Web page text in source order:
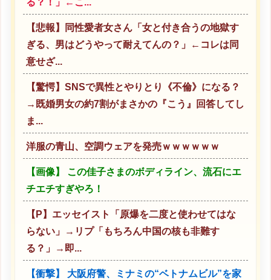
る？！」←こ...
【悲報】同性愛者女さん「女と付き合うの地獄す
ぎる、男はどうやって耐えてんの？」←コレは同
意せざ...
【驚愕】SNSで異性とやりとり《不倫》になる？
→既婚男女の約7割がまさかの『こう』回答してし
ま...
洋服の青山、空調ウェアを発売ｗｗｗｗｗｗ
【画像】 この佳子さまのボディライン、流石にエ
チエチすぎやろ！
【P】エッセイスト「原爆を二度と使わせてはな
らない」→リプ「もちろん中国の核も非難す
る？」→即...
【衝撃】 大阪府警、ミナミの“ベトナムビル”を家